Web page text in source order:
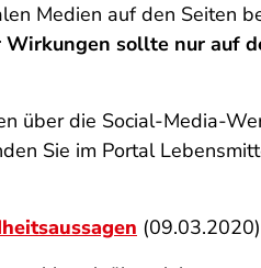
Medien auf den Seiten
sollte nur auf
über die Social-Media-
Sie im Portal
(09.03.2020)